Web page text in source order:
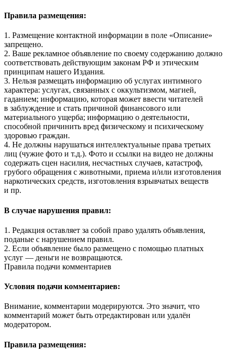
Правила размещения:
1. Размещение контактной информации в поле «Описание»
запрещено.
2. Ваше рекламное объявление по своему содержанию должно
соответствовать действующим законам РФ и этическим
принципам нашего Издания.
3. Нельзя размещать информацию об услугах интимного
характера: услугах, связанных с оккультизмом, магией,
гаданием; информацию, которая может ввести читателей
в заблуждение и стать причиной финансового или
материального ущерба; информацию о деятельности,
способной причинить вред физическому и психическому
здоровью граждан.
4. Не должны нарушаться интеллектуальные права третьих
лиц (чужие фото и т.д.). Фото и ссылки на видео не должны
содержать сцен насилия, несчастных случаев, катастроф,
грубого обращения с животными, приема и/или изготовления
наркотических средств, изготовления взрывчатых веществ
и пр.
В случае нарушения правил:
1. Редакция оставляет за собой право удалять объявления,
поданые с нарушением правил.
2. Если объявление было размещено с помощью платных
услуг — деньги не возвращаются.
Правила подачи комментариев
Условия подачи комментариев:
Внимание, комментарии модерируются. Это значит, что
комментарий может быть отредактирован или удалён
модератором.
Правила размещения: